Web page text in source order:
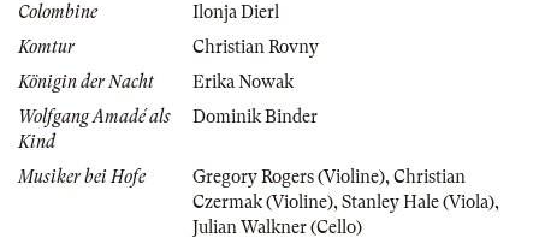
Colombine
Ilonja Dierl
Komtur
Christian Rovny
Königin der Nacht
Erika Nowak
Wolfgang Amadé als
Kind
Dominik Binder
Musiker bei Hofe Gregory Rogers (Violine), Christian
Czermak (Violine), Stanley Hale (Viola),
Julian Walkner (Cello)